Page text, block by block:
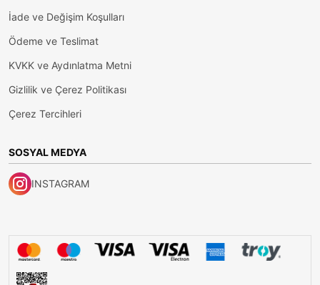
İade ve Değişim Koşulları
Ödeme ve Teslimat
KVKK ve Aydınlatma Metni
Gizlilik ve Çerez Politikası
Çerez Tercihleri
SOSYAL MEDYA
INSTAGRAM